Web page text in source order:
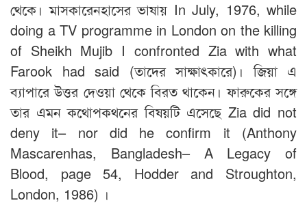
থেকে। মাসকারেনহাসের ভাষায় In July, 1976, while
doing a TV programme in London on the killing
of Sheikh Mujib I confronted Zia with what
Farook had said (তাদের সাক্ষাৎকারে)। জিয়া এ
ব্যাপারে উত্তর দেওয়া থেকে বিরত থাকেন। ফারুকের সঙ্গে
তার এমন কথোপকথনের বিষয়টি এসেছে Zia did not
deny it– nor did he confirm it (Anthony
Mascarenhas, Bangladesh– A Legacy of
Blood, page 54, Hodder and Stroughton,
London, 1986) ।